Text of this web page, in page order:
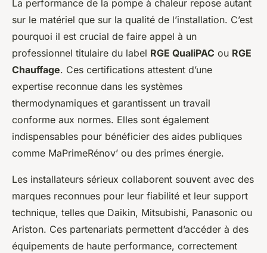
La performance de la pompe à chaleur repose autant
sur le matériel que sur la qualité de l’installation. C’est
pourquoi il est crucial de faire appel à un
professionnel titulaire du label RGE QualiPAC ou RGE
Chauffage. Ces certifications attestent d’une
expertise reconnue dans les systèmes
thermodynamiques et garantissent un travail
conforme aux normes. Elles sont également
indispensables pour bénéficier des aides publiques
comme MaPrimeRénov’ ou des primes énergie.
Les installateurs sérieux collaborent souvent avec des
marques reconnues pour leur fiabilité et leur support
technique, telles que Daikin, Mitsubishi, Panasonic ou
Ariston. Ces partenariats permettent d’accéder à des
équipements de haute performance, correctement